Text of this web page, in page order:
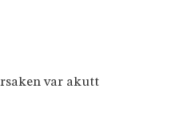
var akutt